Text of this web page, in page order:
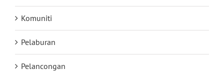
Komuniti
Pelaburan
Pelancongan